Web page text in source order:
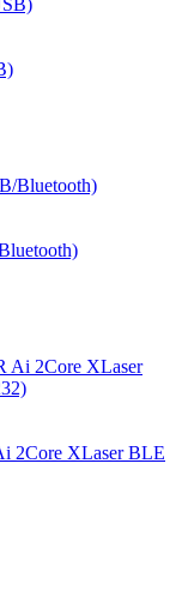
2Core XLaser BLE